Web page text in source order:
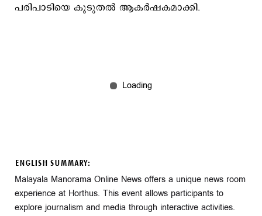
പരിപാടിയെ കൂടുതൽ ആകർഷകമാക്കി.
ENGLISH SUMMARY:
Malayala Manorama Online News offers a unique news room
experience at Horthus. This event allows participants to
explore journalism and media through interactive activities.